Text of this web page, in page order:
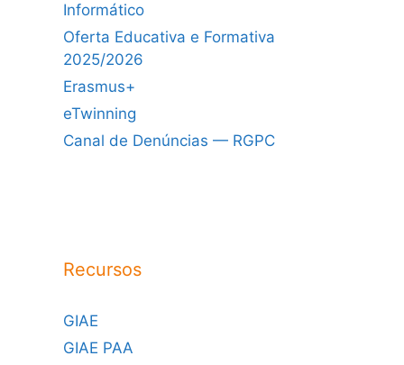
Informático
Oferta Educativa e Formativa
2025/2026
Erasmus+
eTwinning
Canal de Denúncias — RGPC
Recursos
GIAE
GIAE PAA